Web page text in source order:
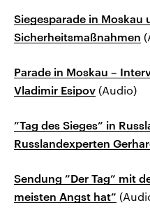
Siegesparade in Moskau
Sicherheitsmaßnahmen
Parade in Moskau –
Vladimir Esipov (Audio)
”Tag des Sieges” in
Russlandexperten
Sendung ”Der Tag” mit
meisten Angst hat”